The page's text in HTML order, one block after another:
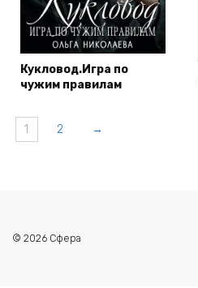
Кукловод.Игра по
чужим правилам
1 2 →
© 2026 Сфера